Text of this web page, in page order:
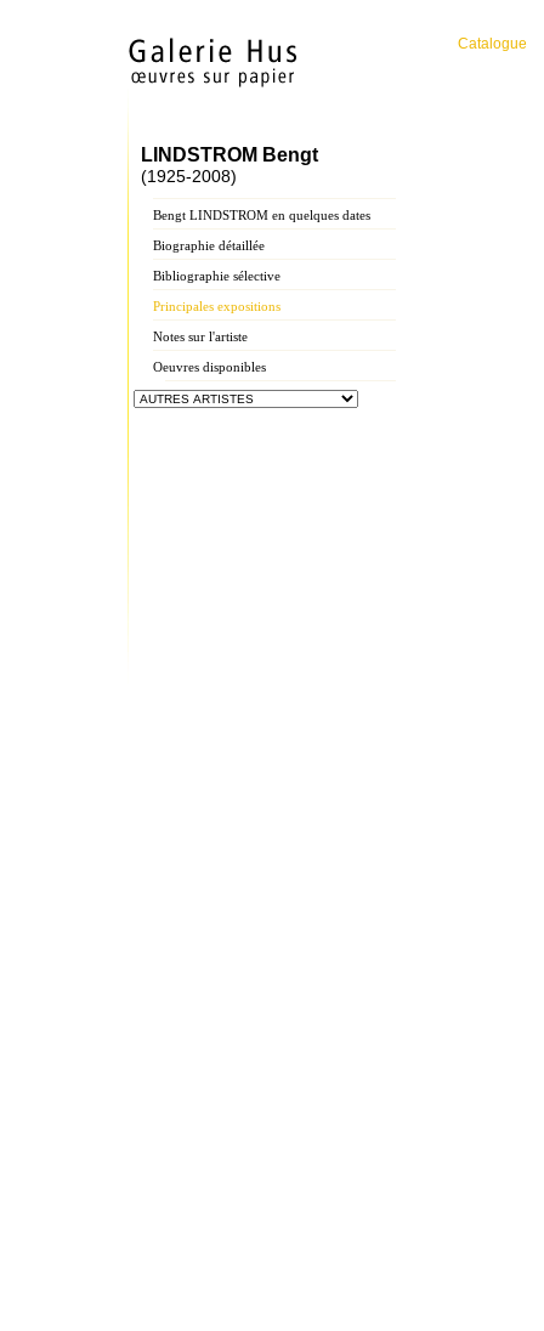
Catalogue
LINDSTROM Bengt
(1925-2008)
Bengt LINDSTROM en quelques dates
Biographie détaillée
Bibliographie sélective
Principales expositions
Notes sur l'artiste
Oeuvres disponibles